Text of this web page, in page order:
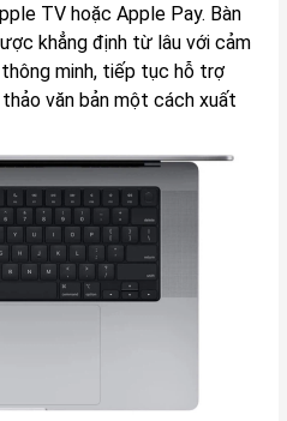
TV hoặc Apple Pay. Bàn
khẳng định từ lâu với cảm
minh, tiếp tục hỗ trợ
văn bản một cách xuất